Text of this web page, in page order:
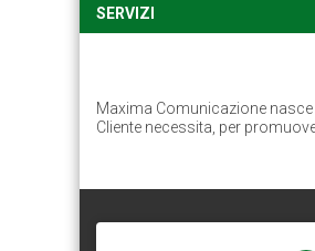
SERVIZI
Maxima Comunicazione
Cliente necessita, per